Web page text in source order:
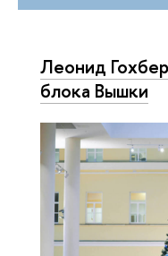
Леонид
блока Вышки